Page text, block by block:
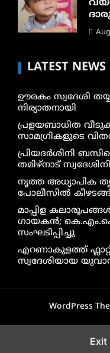
LATEST NEWS
ഊരകം സ്വദേശി
നിര്യാതനായി
പ്രളയബാധിത
സാമഗ്രികളുടെ
പ്രിയദർശിനി
തമിഴ്നാട്
നൃത്ത അധ്യാപിക
പോലീസിൽ
മാപ്പിള
ഗായകൻ;
സംഘടിപ്പിച്ചു
എറണാകുളത്ത്
സ്വദേശിയായ
WordPress
Exit